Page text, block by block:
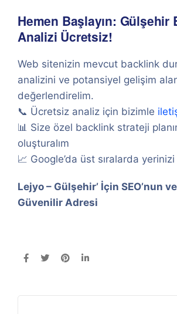
Hemen Başlayın: Gülşehir
Analizi Ücretsiz!
Web sitenizin mevcut backlink
analizini ve potansiyel gelişim
değerlendirelim.
📞 Ücretsiz analiz için bizimle
📊 Size özel backlink strateji
oluşturalım
📈 Google’da üst sıralarda yerinizi
Lejyo – Gülşehir’ İçin SEO’nun
Güvenilir Adresi